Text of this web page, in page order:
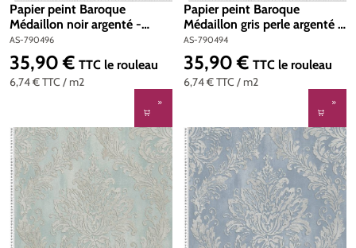
Papier peint Baroque
Médaillon noir argenté -
History of Art 2 d'AS Création
| Réf. AS-790496
AS-790496
6,74 €TTC / m2
Prix régulier :
35,90 € TTC le rouleau
Papier peint Baroque
Médaillon gris perle argenté -
History of Art 2 d'AS Création
| Réf. AS-790494
AS-790494
6,74 €TTC / m2
Prix régulier :
35,90 € TTC le rouleau